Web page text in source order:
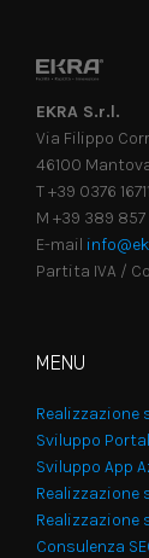
EKRA S.r.l.
Via Filippo
46100
T +39 0376
M +39 389 857
E-mail
Partita IVA /
MENU
Realizzazione
Sviluppo
Sviluppo App
Realizzazione
Realizzazione
Consulenza